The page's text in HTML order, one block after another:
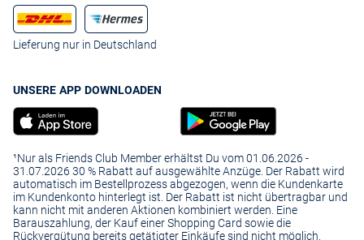
Lieferung nur in Deutschland
UNSERE APP DOWNLOADEN
¹Nur als Friends Club Member erhältst Du vom 01.06.2026 -
31.07.2026 30 % Rabatt auf ausgewählte Anzüge. Der Rabatt wird
automatisch im Bestellprozess abgezogen, wenn die Kundenkarte
im Kundenkonto hinterlegt ist. Der Rabatt ist nicht übertragbar und
kann nicht mit anderen Aktionen kombiniert werden. Eine
Barauszahlung, der Kauf einer Shopping Card sowie die
Rückvergütung bereits getätigter Einkäufe sind nicht möglich.